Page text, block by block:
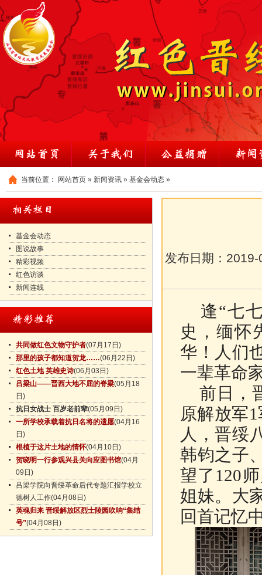
当前位置： 网站首页 » 新闻资讯 » 基金会动态 »
基金会动态
图说故事
精彩视频
红色访谈
新闻连线
共同做红色文物守护者(07月17日)
那里的孩子都知道贺龙……(06月22日)
红色土地 英雄史诗(06月03日)
吕梁山——晋西大地不屈的脊梁(05月18
日)
抗日女战士 百岁老前辈(05月09日)
一所学校承载着抗日名将的遗愿(04月16
日)
根植于这片土地的情怀(04月10日)
贺晓明一行参观兴县关向应图书馆(04月
09日)
吕梁学院向晋绥革命后代专题汇报学校立
德树人工作(04月08日)
英魂归来 晋绥解放区烈士陵园吹响“集结
号”(04月08日)
发布日期： 2019-
逢“七七
史，缅怀
华！人们
一辈革命
前日，
原解放军
人，晋绥
韩钧之子
望了120
姐妹。大
回首记忆